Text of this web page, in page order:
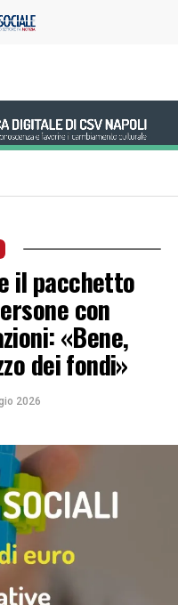
il pacchetto
con
«Bene,
dei fondi»
2026